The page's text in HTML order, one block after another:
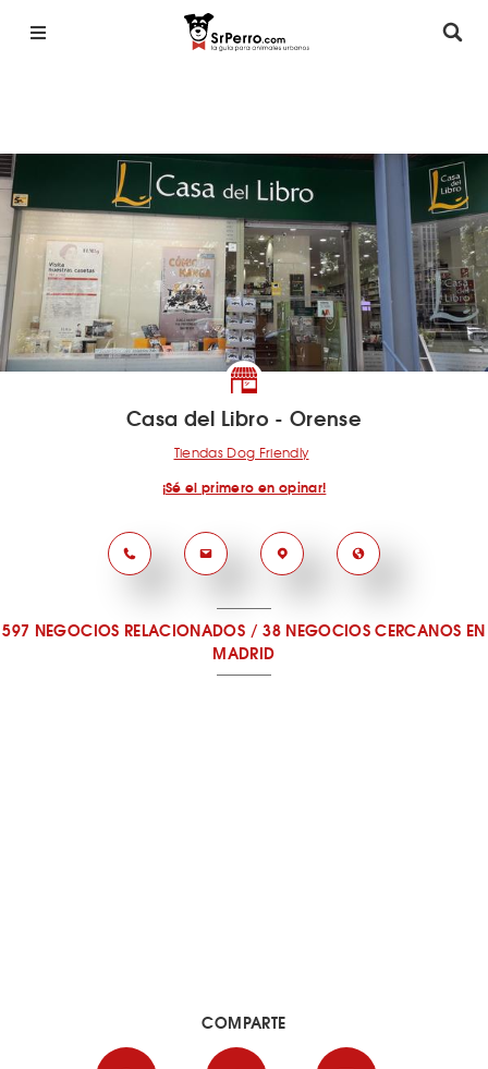
Casa del Libro - Orense
Tiendas Dog Friendly
¡Sé el primero en opinar!
597 NEGOCIOS RELACIONADOS /38 NEGOCIOS CERCANOS EN
MADRID
COMPARTE